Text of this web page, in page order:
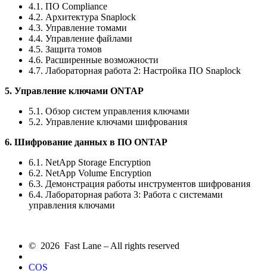
4.1. ПО Compliance
4.2. Архитектура Snaplock
4.3. Управление томами
4.4. Управление файлами
4.5. Защита томов
4.6. Расширенные возможности
4.7. Лабораторная работа 2: Настройка ПО Snaplock
5. Управление ключами ONTAP
5.1. Обзор систем управления ключами
5.2. Управление ключами шифрования
6. Шифрование данных в ПО ONTAP
6.1. NetApp Storage Encryption
6.2. NetApp Volume Encryption
6.3. Демонстрация работы инструментов шифрования
6.4. Лабораторная работа 3: Работа с системами
управления ключами
© 2026 Fast Lane – All rights reserved
COS